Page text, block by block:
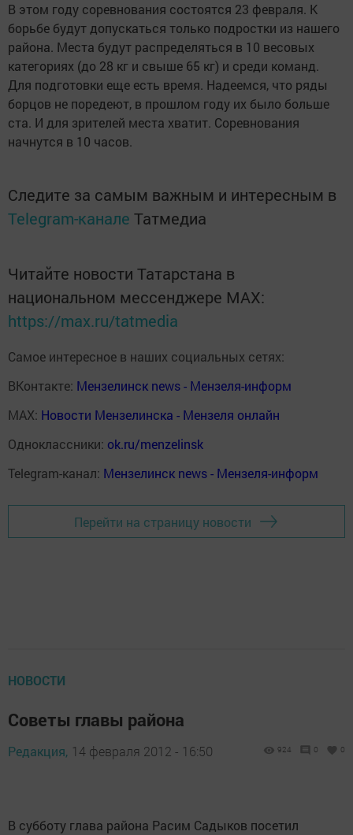
В этом году соревнования состоятся 23 февраля. К
борьбе будут допускаться только подростки из нашего
района. Места будут распределяться в 10 весовых
категориях (до 28 кг и свыше 65 кг) и среди команд.
Для подготовки еще есть время. Надеем­ся, что ряды
борцов не поредеют, в прошлом году их было больше
ста. И для зрителей места хватит. Соревнования
начнутся в 10 часов.
Следите за самым важным и интересным в
Telegram-канале Татмедиа
Читайте новости Татарстана в
национальном мессенджере MАХ:
https://max.ru/tatmedia
Самое интересное в наших социальных сетях:
ВКонтакте: Мензелинск news - Мензеля-информ
MAX: Новости Мензелинска - Мензеля онлайн
Одноклассники: ok.ru/menzelinsk
Telegram-канал: Мензелинск news - Мензеля-информ
Перейти на страницу новости
НОВОСТИ
Советы главы района
Редакция, 14 февраля 2012 - 16:50 924 0 0
В субботу глава района Расим Садыков посетил